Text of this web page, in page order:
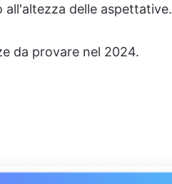
all'altezza delle aspettative.
da provare nel 2024.